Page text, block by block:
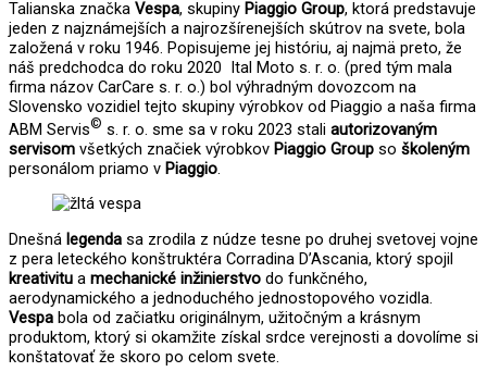
Talianska značka Vespa, skupiny Piaggio Group, ktorá predstavuje
jeden z najznámejších a najrozšírenejších skútrov na svete, bola
založená v roku 1946. Popisujeme jej históriu, aj najmä preto, že
náš predchodca do roku 2020 Ital Moto s. r. o. (pred tým mala
firma názov CarCare s. r. o.) bol výhradným dovozcom na
Slovensko vozidiel tejto skupiny výrobkov od Piaggio a naša firma
ABM Servis© s. r. o. sme sa v roku 2023 stali autorizovaným
servisom všetkých značiek výrobkov Piaggio Group so školeným
personálom priamo v Piaggio.
Dnešná legenda sa zrodila z núdze tesne po druhej svetovej vojne
z pera leteckého konštruktéra Corradina D’Ascania, ktorý spojil
kreativitu a mechanické inžinierstvo do funkčného, ​​
aerodynamického a jednoduchého jednostopového vozidla.
Vespa bola od začiatku originálnym, užitočným a krásnym
produktom, ktorý si okamžite získal srdce verejnosti a dovolíme si
konštatovať že skoro po celom svete.